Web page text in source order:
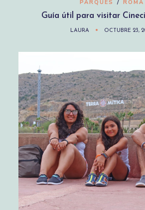
PARQUES ROMA
Guía útil para visitar
LAURA OCTUBRE 23,